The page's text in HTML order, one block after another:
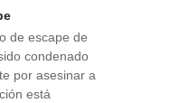
de escape de
condenado
por asesinar a
está